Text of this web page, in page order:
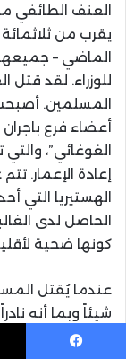
العنف الطائفي
يقرب من
الماضي –
للوزراء. لقد قتل
المسلمين. أصبحت
أعضاء فرع
الغوغائي”،
إعادة الإعمار.
الحاصل لدى
كونها ضحية
عندما يُقتل
شيئاً وبما أنه
عنهم مطلقاً. لكن